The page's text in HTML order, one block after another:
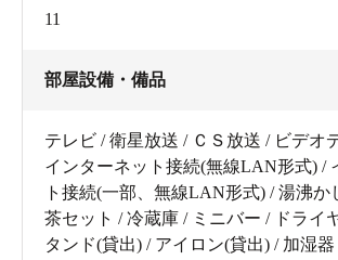
11
部屋設備・備品
テレビ / 衛星放送 / ＣＳ放送 / ビデオ
インターネット接続(無線LAN形式) /
ト接続(一部、無線LAN形式) / 湯沸か
茶セット / 冷蔵庫 / ミニバー / ドライ
タンド(貸出) / アイロン(貸出) / 加湿